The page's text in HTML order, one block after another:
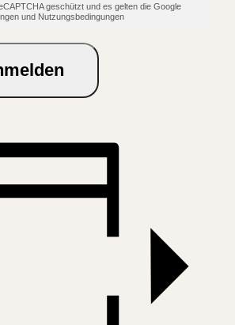
geschützt und es gelten die Google
und Nutzungsbedingungen